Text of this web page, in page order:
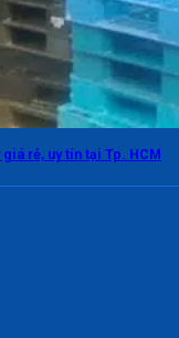
rẻ, uy tín tại Tp. HCM